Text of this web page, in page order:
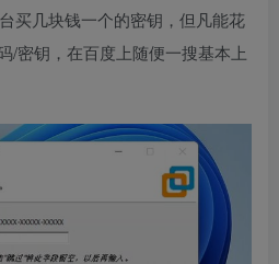
买几块钱一个的密钥，但凡能花
/密钥，在百度上随便一搜基本上